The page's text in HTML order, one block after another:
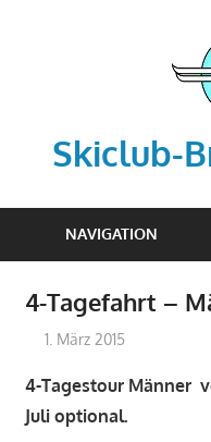
Skiclub-
bruchkoebel.de
NAVIGATION
4-Tagefahrt –
1. März 2015
4-Tagestour Männer
Juli optional.